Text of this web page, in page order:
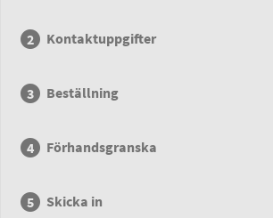
Kontaktuppgifter
Beställning
Förhandsgranska
Skicka in